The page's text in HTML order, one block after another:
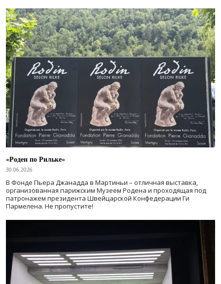
«Роден по Рильке»
30.06.2026
В Фонде Пьера Джанадда в Мартиньи – отличная выставка,
организованная парижским Музеем Родена и проходящая под
патронажем президента Швейцарской Конфедерации Ги
Пармелена. Не пропустите!